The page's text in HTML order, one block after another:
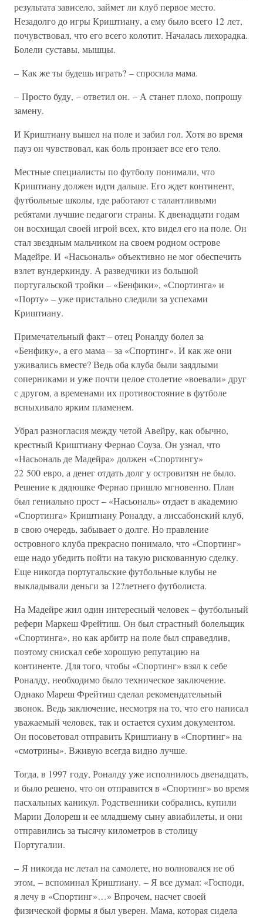
результата зависело, займет ли клуб первое место.
Незадолго до игры Криштиану, а ему было всего 12 лет,
почувствовал, что его всего колотит. Началась лихорадка.
Болели суставы, мышцы.
– Как же ты будешь играть? – спросила мама.
– Просто буду, – ответил он. – А станет плохо, попрошу
замену.
И Криштиану вышел на поле и забил гол. Хотя во время
пауз он чувствовал, как боль пронзает все его тело.
Местные специалисты по футболу понимали, что
Криштиану должен идти дальше. Его ждет континент,
футбольные школы, где работают с талантливыми
ребятами лучшие педагоги страны. К двенадцати годам
он восхищал своей игрой всех, кто видел его на поле. Он
стал звездным мальчиком на своем родном острове
Мадейре. И «Насьональ» объективно не мог обеспечить
взлет вундеркинду. А разведчики из большой
португальской тройки – «Бенфики», «Спортинга» и
«Порту» – уже пристально следили за успехами
Криштиану.
Примечательный факт – отец Роналду болел за
«Бенфику», а его мама – за «Спортинг». И как же они
уживались вместе? Ведь оба клуба были заядлыми
соперниками и уже почти целое столетие «воевали» друг
с другом, а временами их противостояние в футболе
вспыхивало ярким пламенем.
Убрал разногласия между четой Авейру, как обычно,
крестный Криштиану Фернао Соуза. Он узнал, что
«Насьональ де Мадейра» должен «Спортингу»
22 500 евро, а денег отдать долг у островитян не было.
Решение к дядюшке Фернао пришло мгновенно. План
был гениально прост – «Насьональ» отдает в академию
«Спортинга» Криштиану Роналду, а лиссабонский клуб,
в свою очередь, забывает о долге. Но правление
островного клуба прекрасно понимало, что «Спортинг»
еще надо убедить пойти на такую рискованную сделку.
Еще никогда португальские футбольные клубы не
выкладывали деньги за 12?летнего футболиста.
На Мадейре жил один интересный человек – футбольный
рефери Маркеш Фрейтиш. Он был страстный болельщик
«Спортинга», но как арбитр на поле был справедлив,
поэтому снискал себе хорошую репутацию на
континенте. Для того, чтобы «Спортинг» взял к себе
Роналду, необходимо было техническое заключение.
Однако Мареш Фрейтиш сделал рекомендательный
звонок. Ведь заключение, несмотря на то, что его написал
уважаемый человек, так и остается сухим документом.
Он посоветовал отправить Криштиану в «Спортинг» на
«смотрины». Вживую всегда видно лучше.
Тогда, в 1997 году, Роналду уже исполнилось двенадцать,
и было решено, что он отправится в «Спортинг» во время
пасхальных каникул. Родственники собрались, купили
Марии Долореш и ее младшему сыну авиабилеты, и они
отправились за тысячу километров в столицу
Португалии.
– Я никогда не летал на самолете, но волновался не об
этом, – вспоминал Криштиану. – Я все думал: «Господи,
я лечу в «Спортинг»…» Впрочем, насчет своей
физической формы я был уверен. Мама, которая сидела